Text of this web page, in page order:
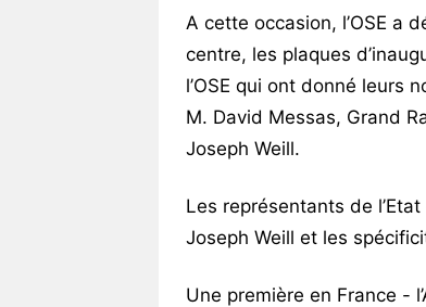
A cette occasion, l’OSE a
centre, les plaques
l’OSE qui ont donné leurs
M. David Messas, Grand
Joseph Weill.
Les représentants de
Joseph Weill et les
Une première en France -